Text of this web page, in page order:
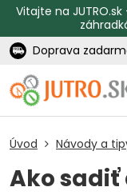
Vitajte na
Doprava
Úvod Návody a
Ako